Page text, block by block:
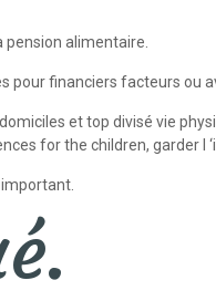
alimentaire.
financiers facteurs ou
et top divisé vie
for the children, garder l